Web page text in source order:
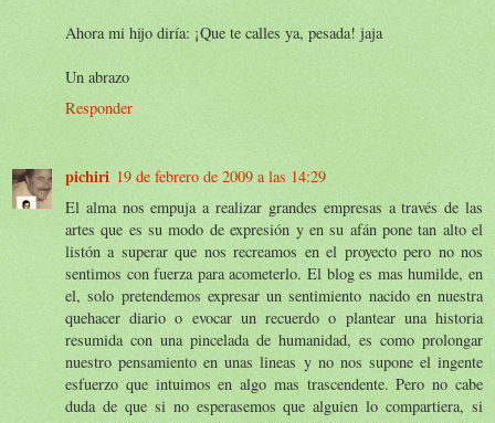
Ahora mi hijo diría: ¡Que te calles ya, pesada! jaja
Un abrazo
Responder
pichiri 19 de febrero de 2009 a las 14:29
El alma nos empuja a realizar grandes empresas a través de las
artes que es su modo de expresión y en su afán pone tan alto el
listón a superar que nos recreamos en el proyecto pero no nos
sentimos con fuerza para acometerlo. El blog es mas humilde, en
el, solo pretendemos expresar un sentimiento nacido en nuestra
quehacer diario o evocar un recuerdo o plantear una historia
resumida con una pincelada de humanidad, es como prolongar
nuestro pensamiento en unas lineas y no nos supone el ingente
esfuerzo que intuimos en algo mas trascendente. Pero no cabe
duda de que si no esperasemos que alguien lo compartiera, si